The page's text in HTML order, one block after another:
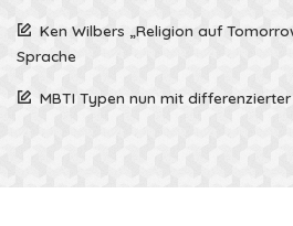
Ken Wilbers „Religion auf
Sprache
MBTI Typen nun mit